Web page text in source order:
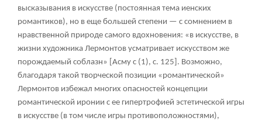
высказывания в искусстве (постоянная тема иенских
романтиков), но в еще большей степени — с сомнением в
нравственной природе самого вдохновения: «в искусстве, в
жизни художника Лермонтов усматривает искусством же
порождаемый соблазн» [Асму с (1), с. 125]. Возможно,
благодаря такой творческой позиции «романтической»
Лермонтов избежал многих опасностей концепции
романтической иронии с ее гипертрофией эстетической игры
в искусстве (в том числе игры противоположностями),